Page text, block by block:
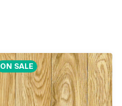
ON SALE